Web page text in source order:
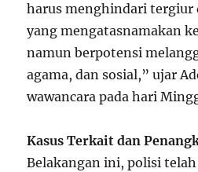
harus menghindari tergiur
yang mengatasnamakan
namun berpotensi
agama, dan sosial,” ujar
wawancara pada hari
Kasus Terkait dan
Belakangan ini, polisi